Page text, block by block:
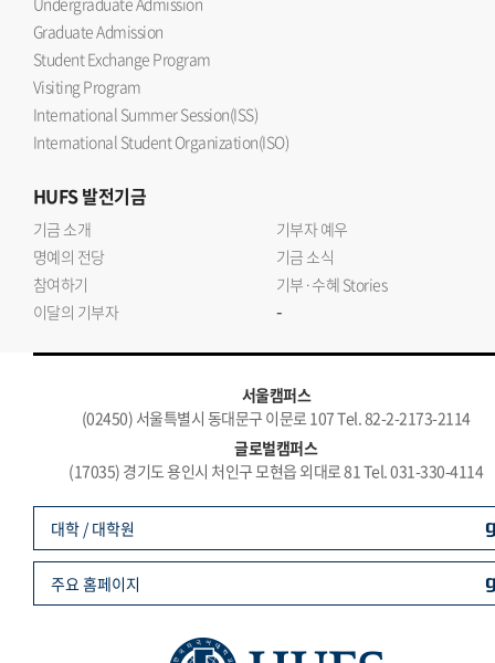
Graduate Admission
Student Exchange Program
Visiting Program
International Summer Session(ISS)
International Student Organization(ISO)
HUFS발전기금
기금 소개
기부자 예우
명예의 전당
기금 소식
참여하기
기부·수혜 Stories
이달의 기부자
-
서울캠퍼스
(02450) 서울특별시 동대문구 이문로 107 Tel. 82-2-2173-2114
글로벌캠퍼스
(17035) 경기도 용인시 처인구 모현읍 외대로 81 Tel. 031-330-4114
대학 / 대학원
주요 홈페이지